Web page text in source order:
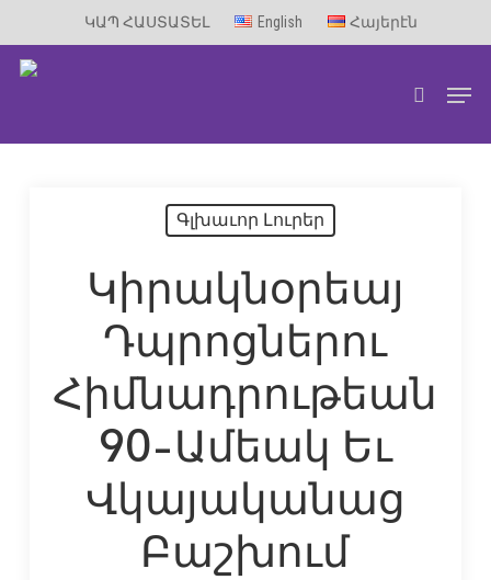
ԿԱՊ ՀԱՍՏԱՏԵԼ English Հայերէն
search
Գլխաւոր Լուրեր
Կիրակնօրեայ
Դպրոցներու
Հիմնադրութեան
90-Ամեակ Եւ
Վկայականաց
Բաշխում